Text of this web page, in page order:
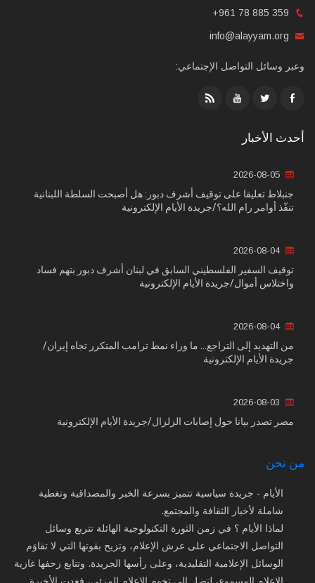
+961 78 885 359
info@alayyam.org
وعبر وسائل التواصل الإجتماعي:
أحدث الأخبار
جنبلاط تعليقا على توقيف أشرف دبور: هل أصبحت السلطة اللبنانية
تنفّذ أوامر رام الله؟/جريدة الأيام الإلكترونية
2026-08-04
توقيف السفير الفلسطيني السابق في لبنان أشرف دبور بتهم فساد
واختلاس أموال/جريدة الأيام الإلكترونية
2026-08-04
من التهديد إلى التراجع... ما وراء نمط ترامب المتكرر تجاه إيران/
جريدة الأيام الإلكترونية
مصر تصدر بيانا حول إصابات الزلزال/جريدة الأيام الإلكترونية
من نحن
الأيام - جريدة سياسية تتميز بسرعة الخبر والمصداقية وتغطية
شاملة لأخبار الثقافة والمجتمع.
لماذا الأيام ؟ في زمن الثورة التكنولوجية الهائلة تتربع وسائل
التواصل الاجتماعي على عرش الإعلام، وتزيح بقوتها التي لا تقاوَم
الوسائل الإعلامية التقليدية، وعلى رأسها الجريدة. وتتابع زحفها غازية
الإعلام المسموع، لتصل إلى تخوم الإعلام المرئي، فغدت الأخيرة